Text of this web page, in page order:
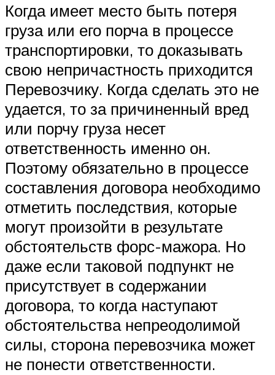
Когда имеет место быть потеря
груза или его порча в процессе
транспортировки, то доказывать
свою непричастность приходится
Перевозчику. Когда сделать это не
удается, то за причиненный вред
или порчу груза несет
ответственность именно он.
Поэтому обязательно в процессе
составления договора необходимо
отметить последствия, которые
могут произойти в результате
обстоятельств форс-мажора. Но
даже если таковой подпункт не
присутствует в содержании
договора, то когда наступают
обстоятельства непреодолимой
силы, сторона перевозчика может
не понести ответственности.